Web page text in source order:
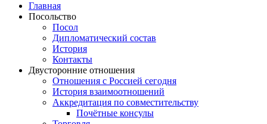
Главная
Посольство
Посол
Дипломатический состав
История
Контакты
Двусторонние отношения
Отношения с Россией сегодня
История взаимоотношений
Аккредитация по совместительству
Почётные консулы